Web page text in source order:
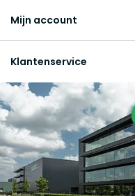
Mijn account
Klantenservice